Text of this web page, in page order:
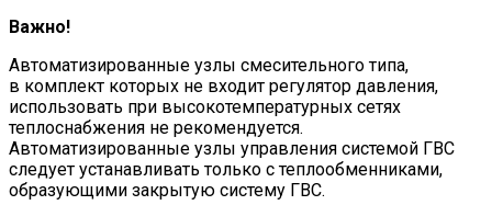
Важно!
Автоматизированные узлы смесительного типа,
в комплект которых не входит регулятор давления,
использовать при высокотемпературных сетях
теплоснабжения не рекомендуется.
Автоматизированные узлы управления системой ГВС
следует устанавливать только с теплообменниками,
образующими закрытую систему ГВС.